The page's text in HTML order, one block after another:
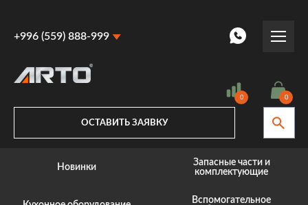
+996 (559) 888-999
+996 (559) 888-999
0 0
ОСТАВИТЬ ЗАЯВКУ
Новинки
Запасные части и
комплектующие
Вспомогательное